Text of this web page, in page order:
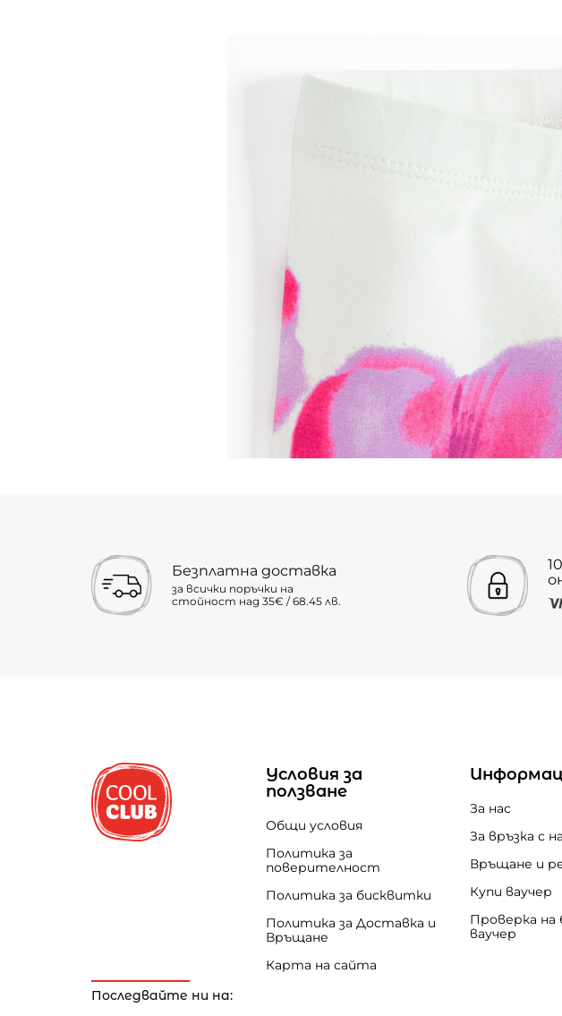
Безплатна доставка
за всички поръчки на
стойност над 35€ / 68.45 лв.
Последвайте ни на:
Условия за
ползване
Общи условия
Политика за
поверителност
Политика за бисквитки
Политика за Доставка и
Връщане
Карта на сайта
За нас
За връзка с
Връщане и
Купи ваучер
Проверка на
ваучер